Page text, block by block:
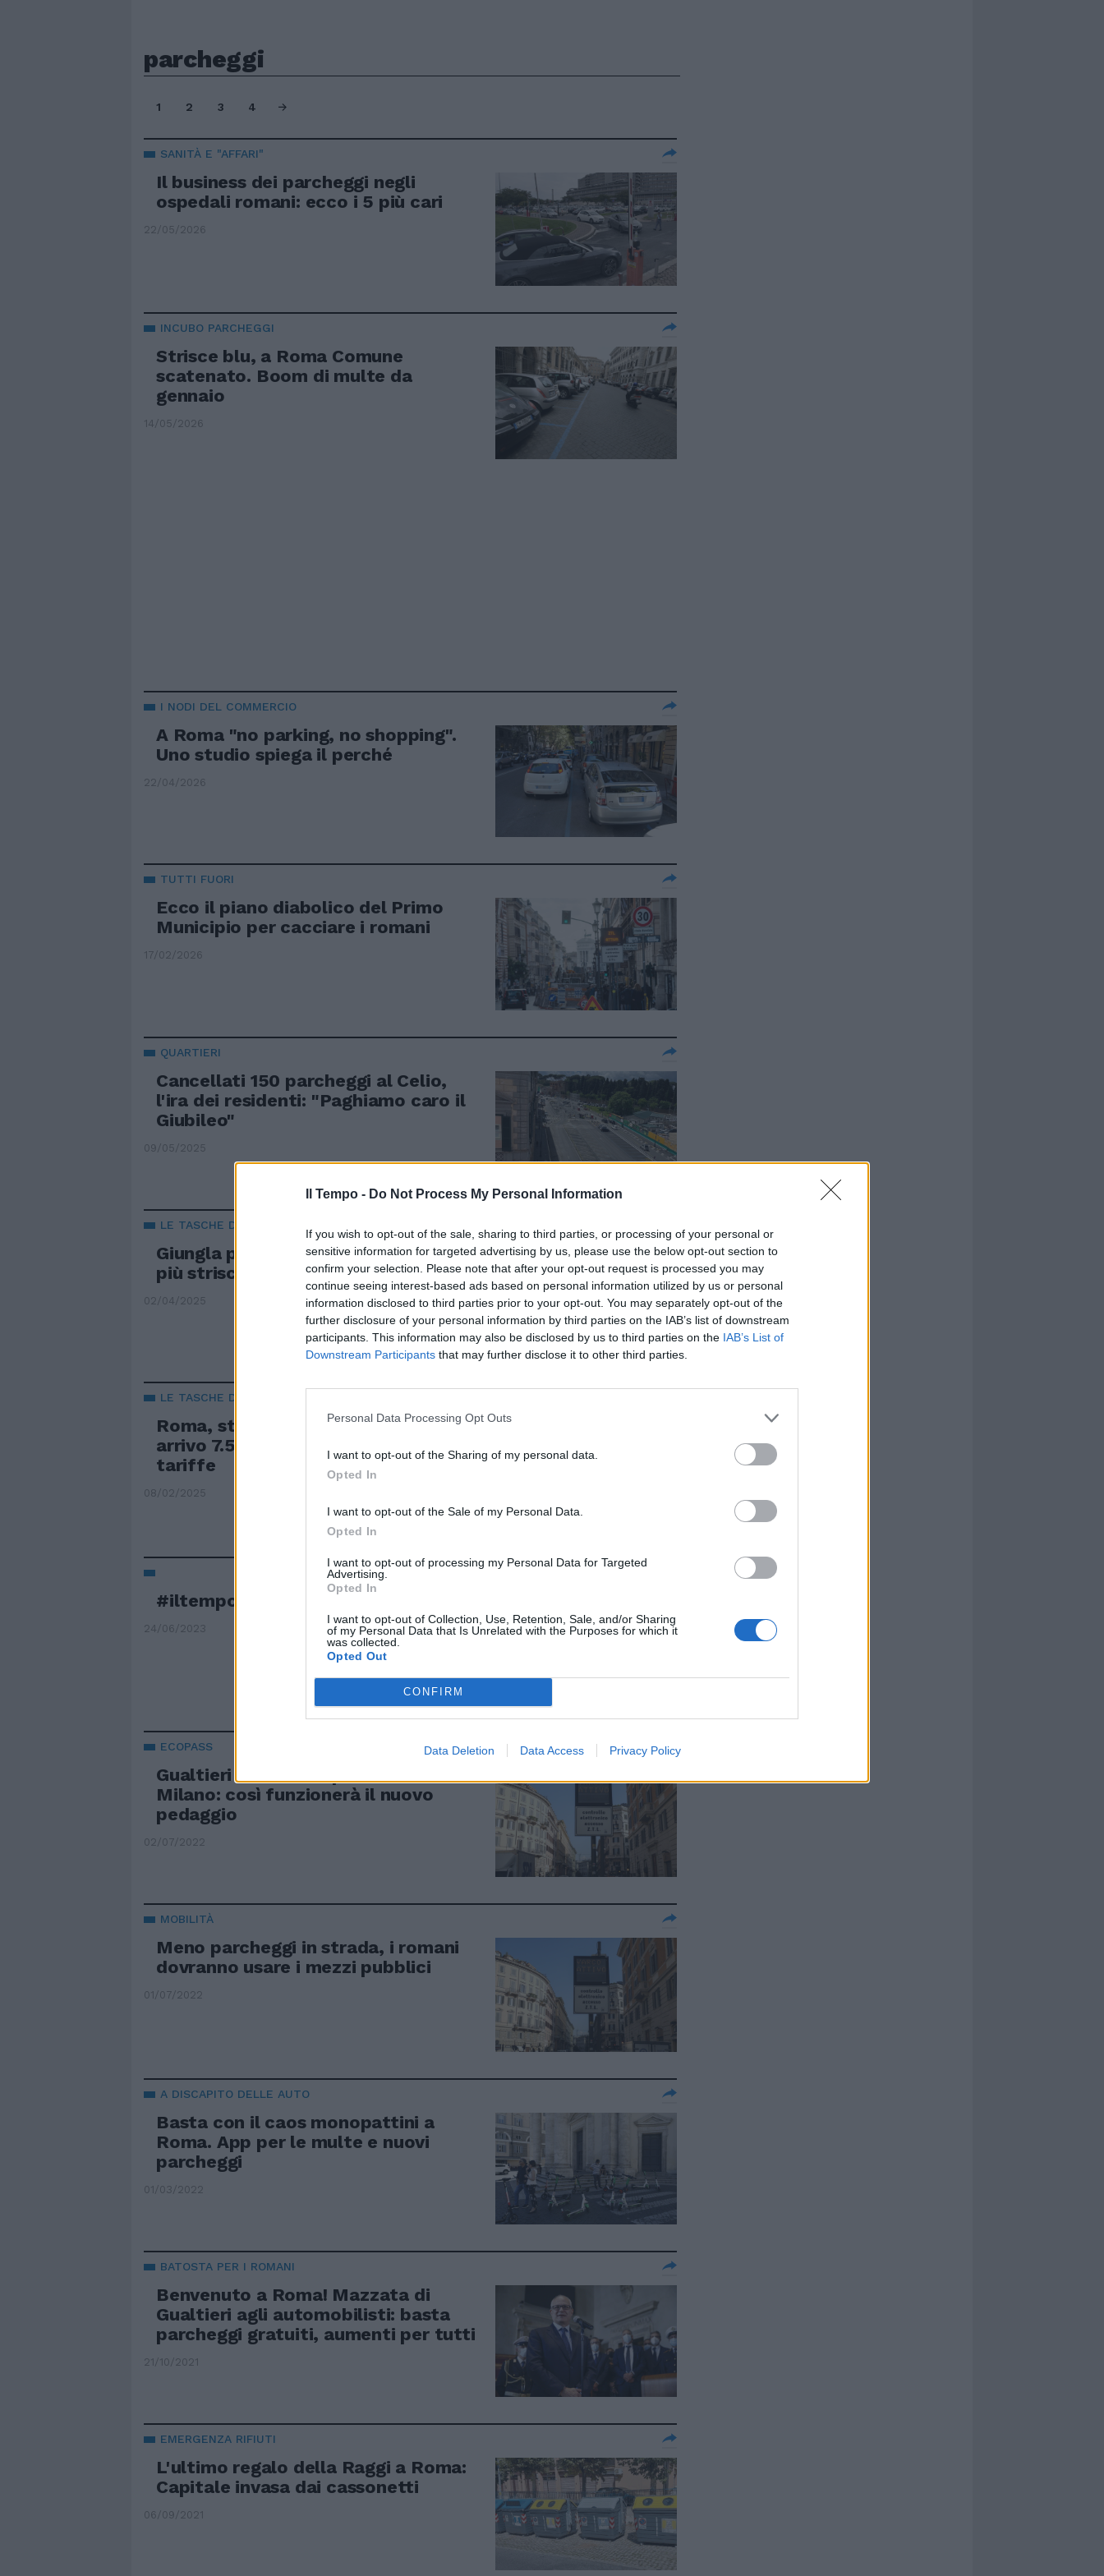
Il Tempo - Do Not Process My Personal Information
If you wish to opt-out of the sale, sharing to third parties, or processing of your personal or
sensitive information for targeted advertising by us, please use the below opt-out section to
confirm your selection. Please note that after your opt-out request is processed you may
continue seeing interest-based ads based on personal information utilized by us or personal
information disclosed to third parties prior to your opt-out. You may separately opt-out of the
further disclosure of your personal information by third parties on the IAB’s list of downstream
participants. This information may also be disclosed by us to third parties on the IAB’s List of
Downstream Participants that may further disclose it to other third parties.
Personal Data Processing Opt Outs
I want to opt-out of the Sharing of my personal data.
Opted In
I want to opt-out of the Sale of my Personal Data.
Opted In
I want to opt-out of processing my Personal Data for Targeted
Advertising.
Opted In
I want to opt-out of Collection, Use, Retention, Sale, and/or Sharing
of my Personal Data that Is Unrelated with the Purposes for which it
was collected.
Opted Out
CONFIRM
Data Deletion Data Access Privacy Policy
parcheggi
1 2 3 4
SANITÀ E "AFFARI"
Il business dei parcheggi negli
ospedali romani: ecco i 5 più cari
22/05/2026
INCUBO PARCHEGGI
Strisce blu, a Roma Comune
scatenato. Boom di multe da
gennaio
14/05/2026
I NODI DEL COMMERCIO
A Roma "no parking, no shopping".
Uno studio spiega il perché
22/04/2026
TUTTI FUORI
Ecco il piano diabolico del Primo
Municipio per cacciare i romani
17/02/2026
QUARTIERI
Cancellati 150 parcheggi al Celio,
l'ira dei residenti: "Paghiamo caro il
Giubileo"
09/05/2025
LE TASCHE DEI ROMANI
Giungla parcheggi. A Roma sempre
più strisce gialle (gratis) in Ztl
02/04/2025
LE TASCHE DEI CITTADINI
Roma, strisce blu "monitorate": in
arrivo 7.500 sensori. Obiettivo nuove
tariffe
08/02/2025
#iltempodioshø
24/06/2023
ECOPASS
Gualtieri vuole l'Ecopass come
Milano: così funzionerà il nuovo
pedaggio
02/07/2022
MOBILITÀ
Meno parcheggi in strada, i romani
dovranno usare i mezzi pubblici
01/07/2022
A DISCAPITO DELLE AUTO
Basta con il caos monopattini a
Roma. App per le multe e nuovi
parcheggi
01/03/2022
BATOSTA PER I ROMANI
Benvenuto a Roma! Mazzata di
Gualtieri agli automobilisti: basta
parcheggi gratuiti, aumenti per tutti
21/10/2021
EMERGENZA RIFIUTI
L'ultimo regalo della Raggi a Roma:
Capitale invasa dai cassonetti
06/09/2021